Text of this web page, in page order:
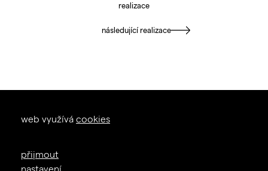
realizace
následující realizace
web využívá cookies
přijmout
nastavení